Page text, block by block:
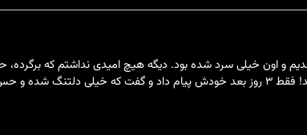
از هم جدا شدیم و اون خیلی سرد شده بود. دیگه هیچ امیدی نداشتم
دیگه به من نداره. اما وقتی این طلسم رو انجام دادم، باورم نمی‌شد! فقط ۳ روز بعد خودش پیام